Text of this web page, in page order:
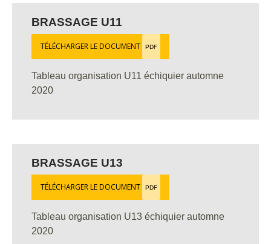
BRASSAGE U11
TÉLÉCHARGER LE DOCUMENT PDF
Tableau organisation U11 échiquier automne
2020
BRASSAGE U13
TÉLÉCHARGER LE DOCUMENT PDF
Tableau organisation U13 échiquier automne
2020